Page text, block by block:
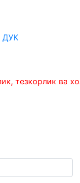
ДУК
ва холислик